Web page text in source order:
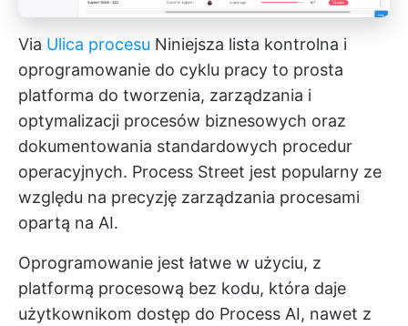
Via Ulica procesu Niniejsza lista kontrolna i
oprogramowanie do cyklu pracy to prosta
platforma do tworzenia, zarządzania i
optymalizacji procesów biznesowych oraz
dokumentowania standardowych procedur
operacyjnych. Process Street jest popularny ze
względu na precyzję zarządzania procesami
opartą na AI.
Oprogramowanie jest łatwe w użyciu, z
platformą procesową bez kodu, która daje
użytkownikom dostęp do Process AI, nawet z